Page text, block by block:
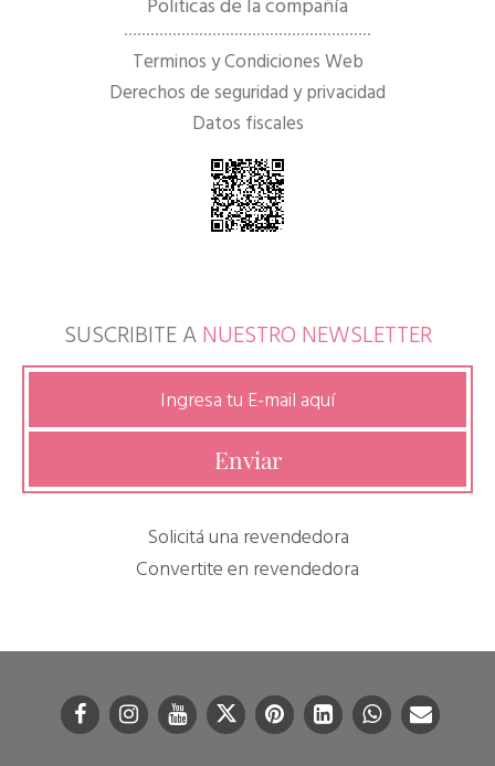
Terminos y Condiciones Web
Derechos de seguridad y privacidad
Datos fiscales
SUSCRIBITE ANUESTRO NEWSLETTER
Solicitá una revendedora
Convertite en revendedora